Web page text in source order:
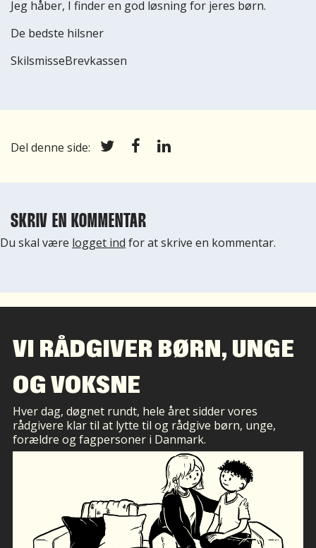
Jeg håber, I finder en god løsning for jeres børn.
De bedste hilsner
SkilsmisseBrevkassen
Del denne side:
SKRIV EN KOMMENTAR
Du skal være logget ind for at skrive en kommentar.
VI RÅDGIVER BØRN, UNGE
OG VOKSNE
Hver dag, døgnet rundt, hele året sidder vores
rådgivere klar til at lytte til og rådgive børn, unge,
forældre og fagpersoner i Danmark.